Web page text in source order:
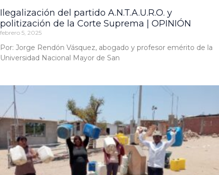
Ilegalización del partido A.N.T.A.U.R.O. y
politización de la Corte Suprema | OPINIÓN
febrero 5, 2025
Por: Jorge Rendón Vásquez, abogado y profesor emérito de la
Universidad Nacional Mayor de San